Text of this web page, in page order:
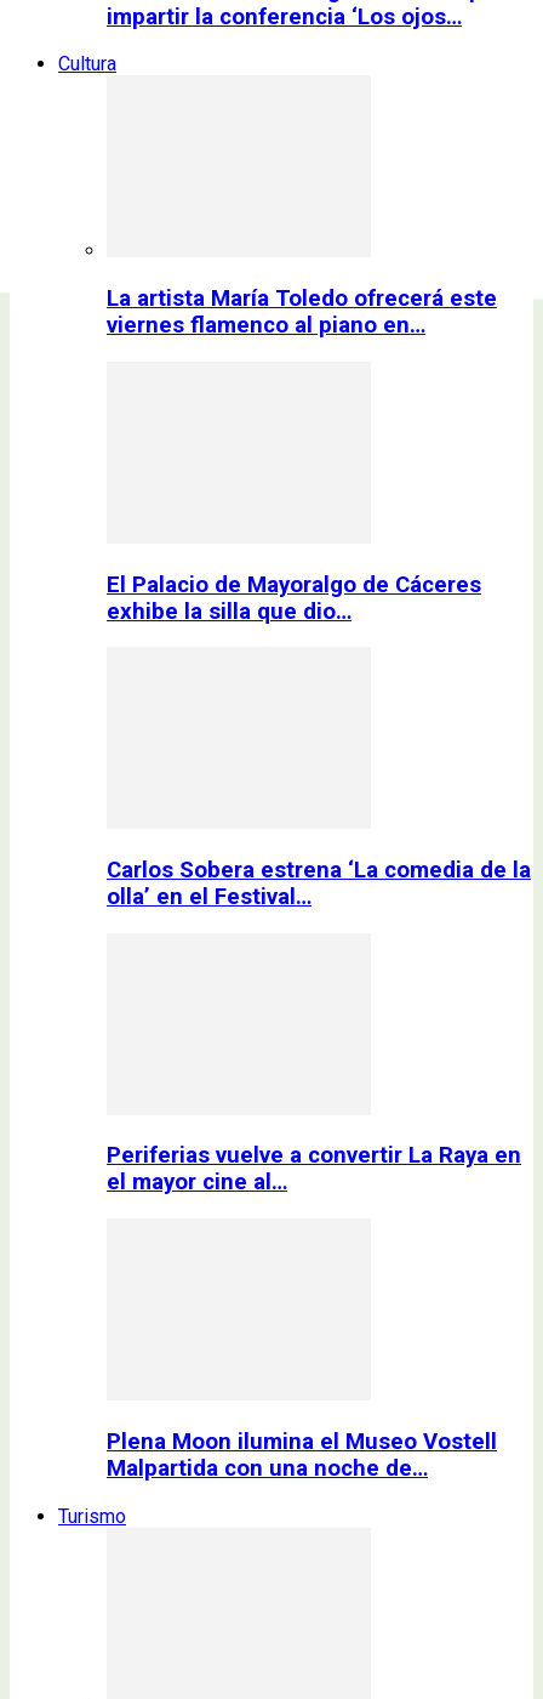
impartir la conferencia ‘Los ojos…
Cultura
La artista María Toledo ofrecerá este
viernes flamenco al piano en…
El Palacio de Mayoralgo de Cáceres
exhibe la silla que dio…
Carlos Sobera estrena ‘La comedia de la
olla’ en el Festival…
Periferias vuelve a convertir La Raya en
el mayor cine al…
Plena Moon ilumina el Museo Vostell
Malpartida con una noche de…
Turismo